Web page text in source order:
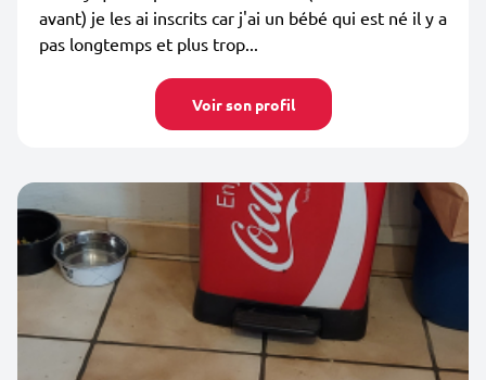
avant) je les ai inscrits car j'ai un bébé qui est né il y a
pas longtemps et plus trop...
Voir son profil